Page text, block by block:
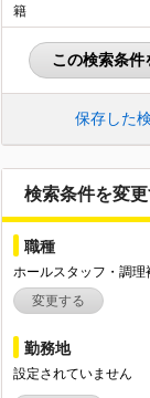
籍
この検索条件
保存した
検索条件を変
職種
ホールスタッフ・調理
変更する
勤務地
設定されていません